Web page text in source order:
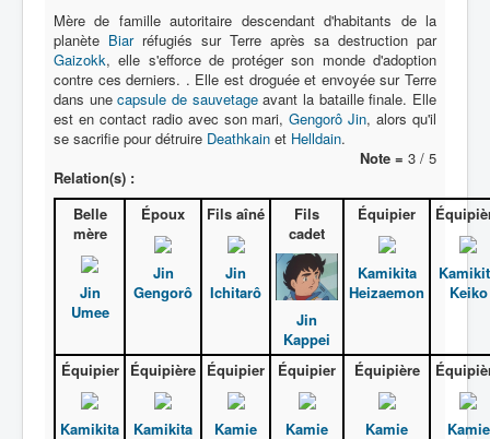
Mère de famille autoritaire descendant d'habitants de la
planète Biarréfugiés sur Terre après sa destruction par
Gaizokk, elle s'efforce de protéger son monde d'adoption
contre ces derniers. . Elle est droguée et envoyée sur Terre
dans unecapsule de sauvetageavant la bataille finale. Elle
est en contact radio avec son mari,Gengorô Jin, alors qu'il
se sacrifie pour détruire Deathkain et Helldain.
Note = 3 / 5
Relation(s) :
Belle
mère
Jin
Umee
Époux
Jin
Gengorô
Fils aîné
Jin
Ichitarô
Fils
cadet
Jin
Kappei
Équipier
Kamikita
Heizaemon
Keiko
Équipier
Kamikita
Équipière
Kamikita
Équipier
Kamie
Équipier
Kamie
Équipière
Kamie
Kamie